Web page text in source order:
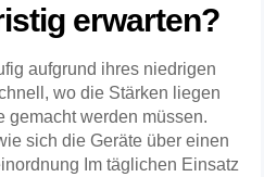
erwarten?
aufgrund ihres niedrigen
wo die Stärken liegen
gemacht werden müssen.
sich die Geräte über einen
Im täglichen Einsatz